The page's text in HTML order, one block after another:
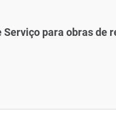
para obras de